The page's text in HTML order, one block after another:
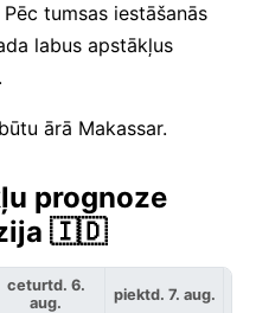
tumsas iestāšanās
labus apstākļus
ārā Makassar.
prognoze
🇮🇩
ceturtd. 6.
aug.
piektd. 7. aug.